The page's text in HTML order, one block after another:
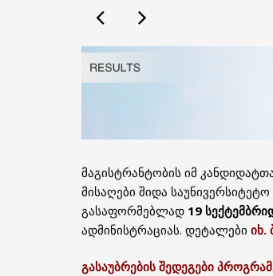
მაგისტრანტობის იმ
მისაღები შიდა
გასაფორმებლად 19
ადმინისტრაციას. დეტალები იხ.
გასაუბრების შედეგები